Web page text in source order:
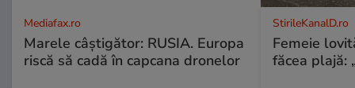
Mediafax.ro
Marele câștigător: RUSIA. Europa
riscă să cadă în capcana dronelor
StirileKanalD.ro
Femeie
făcea plajă: